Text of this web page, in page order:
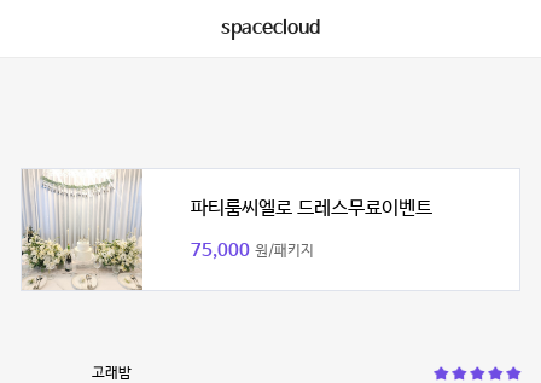
spacecloud
파티룸씨엘로 드레스무료이벤트
75,000 원/패키지
고래밤